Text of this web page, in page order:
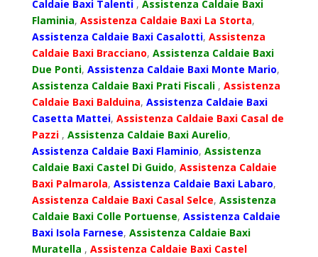
Caldaie Baxi Talenti , Assistenza Caldaie Baxi
Flaminia, Assistenza Caldaie Baxi La Storta,
Assistenza Caldaie Baxi Casalotti, Assistenza
Caldaie Baxi Bracciano, Assistenza Caldaie Baxi
Due Ponti, Assistenza Caldaie Baxi Monte Mario,
Assistenza Caldaie Baxi Prati Fiscali , Assistenza
Caldaie Baxi Balduina, Assistenza Caldaie Baxi
Casetta Mattei, Assistenza Caldaie Baxi Casal de
Pazzi , Assistenza Caldaie Baxi Aurelio,
Assistenza Caldaie Baxi Flaminio, Assistenza
Caldaie Baxi Castel Di Guido, Assistenza Caldaie
Baxi Palmarola, Assistenza Caldaie Baxi Labaro,
Assistenza Caldaie Baxi Casal Selce, Assistenza
Caldaie Baxi Colle Portuense, Assistenza Caldaie
Baxi Isola Farnese, Assistenza Caldaie Baxi
Muratella , Assistenza Caldaie Baxi Castel